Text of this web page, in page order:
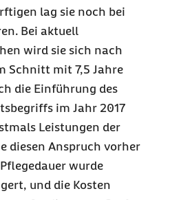
lag sie noch bei
Bei aktuell
wird sie sich nach
Schnitt mit 7,5 Jahre
die Einführung des
im Jahr 2017
Leistungen der
diesen Anspruch vorher
wurde
und die Kosten